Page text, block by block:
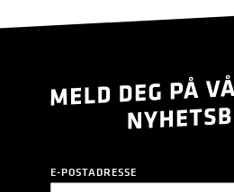
E-POSTADRESSE